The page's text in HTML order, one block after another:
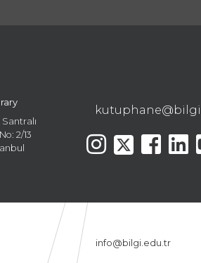
2/13
info@bilgi.edu.tr